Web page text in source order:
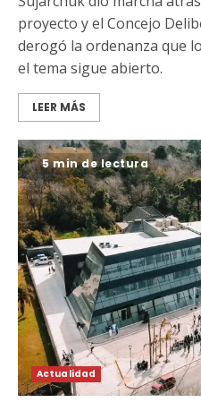
proyecto y el Concejo
derogó la ordenanza que
el tema sigue abierto.
LEER MÁS
5 min de lectura
Actualidad